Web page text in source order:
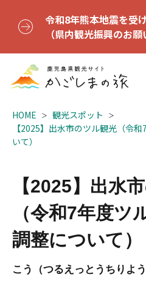
令和8年熊本地震を受
（県内観光振興のお願
HOME
観光スポット
【2025】出水市のツル観光（令
いて）
【2025】出水
（令和7年度ツ
調整について）
こう（つるえっとうちりよ